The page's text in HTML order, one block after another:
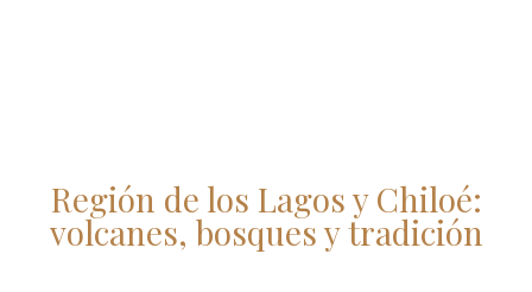
Región de los Lagos y Chiloé:
volcanes, bosques y tradición